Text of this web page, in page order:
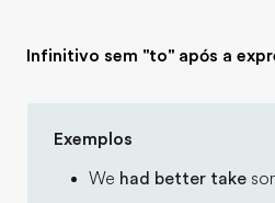
Infinitivo sem "to" após a
Exemplos
We had better take